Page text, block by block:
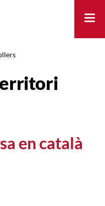
en català